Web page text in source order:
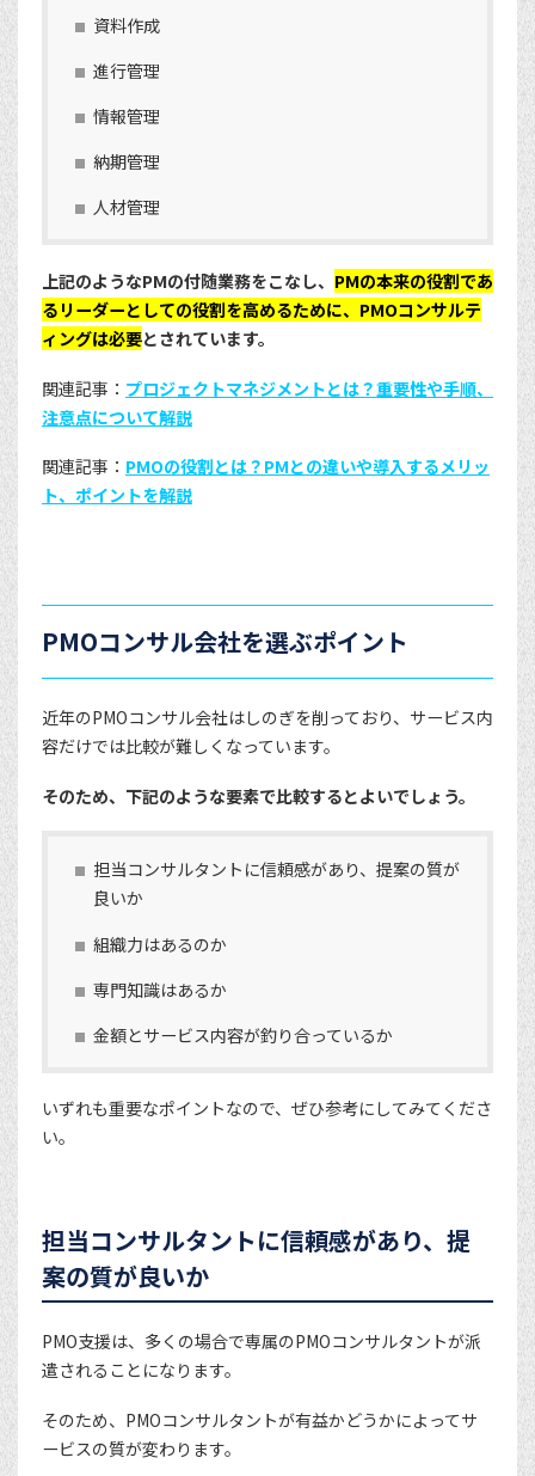
資料作成
進行管理
情報管理
納期管理
人材管理
上記のようなPMの付随業務をこなし、 PMの本来の役割であ
るリーダーとしての役割を高めるために、PMOコンサルテ
ィングは必要とされています。
関連記事： プロジェクトマネジメントとは？重要性や手順、
注意点について解説
関連記事： PMOの役割とは？PMとの違いや導入するメリッ
ト、ポイントを解説
PMOコンサル会社を選ぶポイント
近年のPMOコンサル会社はしのぎを削っており、サービス内
容だけでは比較が難しくなっています。
そのため、下記のような要素で比較するとよいでしょう。
担当コンサルタントに信頼感があり、提案の質が
良いか
組織力はあるのか
専門知識はあるか
金額とサービス内容が釣り合っているか
いずれも重要なポイントなので、ぜひ参考にしてみてくださ
い。
担当コンサルタントに信頼感があり、提
案の質が良いか
PMO支援は、多くの場合で専属のPMOコンサルタントが派
遣されることになります。
そのため、PMOコンサルタントが有益かどうかによってサ
ービスの質が変わります。